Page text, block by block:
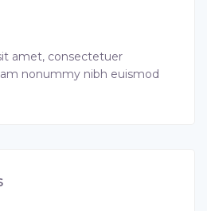
amet, consectetuer
nonummy nibh euismod